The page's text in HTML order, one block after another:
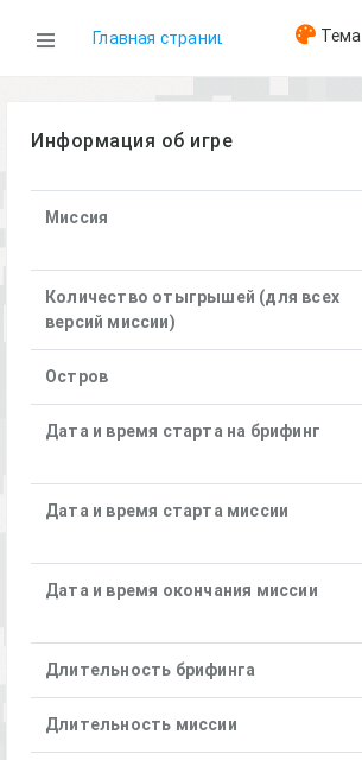
Главная страница
Игры
Breakthrough (16.05.2026)
Тема
Информация об игре
Миссия
Количество отыгрышей (для всех
версий миссии)
Остров
Дата и время старта на брифинг
Дата и время старта миссии
Дата и время окончания миссии
Длительность брифинга
Длительность миссии